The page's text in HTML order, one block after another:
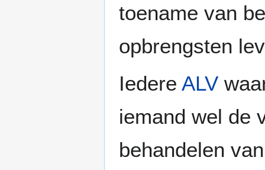
toename van
opbrengsten
Iedere ALV
iemand wel de
behandelen